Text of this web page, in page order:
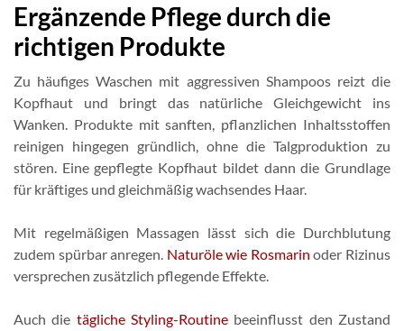
Ergänzende Pflege durch die
richtigen Produkte
Zu häufiges Waschen mit aggressiven Shampoos reizt die
Kopfhaut und bringt das natürliche Gleichgewicht ins
Wanken. Produkte mit sanften, pflanzlichen Inhaltsstoffen
reinigen hingegen gründlich, ohne die Talgproduktion zu
stören. Eine gepflegte Kopfhaut bildet dann die Grundlage
für kräftiges und gleichmäßig wachsendes Haar.
Mit regelmäßigen Massagen lässt sich die Durchblutung
zudem spürbar anregen. Naturöle wie Rosmarin oder Rizinus
versprechen zusätzlich pflegende Effekte.
Auch die tägliche Styling-Routine beeinflusst den Zustand